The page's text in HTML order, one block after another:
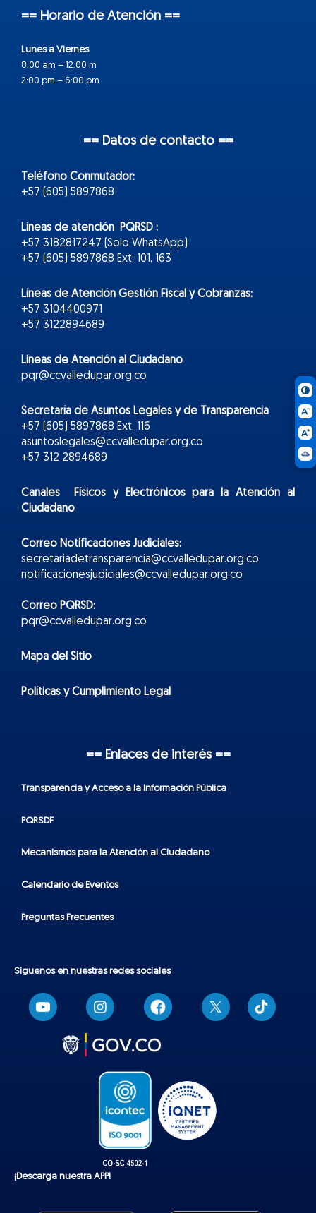
== Horario de Atención ==
Lunes a Viernes
8:00 am – 12:00 m
2:00 pm – 6:00 pm
== Datos de contacto ==
Teléfono Conmutador:
+57 (605) 5897868
Líneas de atención PQRSD :
+57 3182817247 (Solo WhatsApp)
+57 (605) 5897868 Ext: 101, 163
Líneas de Atención Gestión Fiscal y Cobranzas:
+57 3104400971
+57 3122894689
Líneas de Atención al Ciudadano
pqr@ccvalledupar.org.co
Secretaría de Asuntos Legales y de Transparencia
+57 (605) 5897868 Ext. 116
asuntoslegales@ccvalledupar.org.co
+57 312 2894689
Canales Físicos yElectrónicospara la Atención al
Ciudadano
Correo Notificaciones Judiciales:
secretariadetransparencia@ccvalledupar.org.co
notificacionesjudiciales@ccvalledupar.org.co
Correo PQRSD:
pqr@ccvalledupar.org.co
Mapa del Sitio
Políticas y Cumplimiento Legal
== Enlaces de interés ==
Transparencia y Acceso a la Información Pública
PQRSDF
Mecanismos para la Atención al Ciudadano
Calendario de Eventos
Preguntas Frecuentes
Síguenos en nuestras redes sociales
T
i
k
¡Descarga nuestra APP!